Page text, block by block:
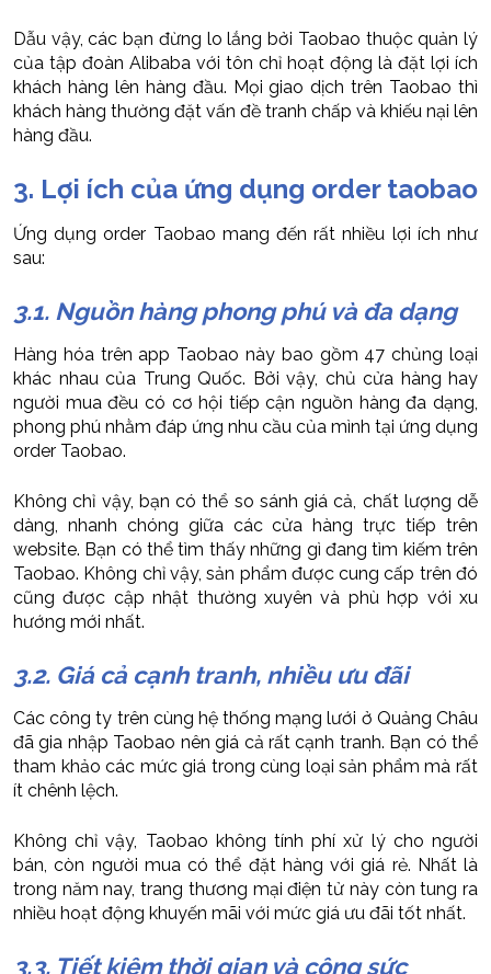
Dẫu vậy, các bạn đừng lo lắng bởi Taobao thuộc quản lý
của tập đoàn Alibaba với tôn chỉ hoạt động là đặt lợi ích
khách hàng lên hàng đầu. Mọi giao dịch trên Taobao thì
khách hàng thường đặt vấn đề tranh chấp và khiếu nại lên
hàng đầu.
3. Lợi ích của ứng dụng order taobao
Ứng dụng order Taobao mang đến rất nhiều lợi ích như
sau:
3.1. Nguồn hàng phong phú và đa dạng
Hàng hóa trên app Taobao này bao gồm 47 chủng loại
khác nhau của Trung Quốc. Bởi vậy, chủ cửa hàng hay
người mua đều có cơ hội tiếp cận nguồn hàng đa dạng,
phong phú nhằm đáp ứng nhu cầu của mình tại ứng dụng
order Taobao.
Không chỉ vậy, bạn có thể so sánh giá cả, chất lượng dễ
dàng, nhanh chóng giữa các cửa hàng trực tiếp trên
website. Bạn có thể tìm thấy những gì đang tìm kiếm trên
Taobao. Không chỉ vậy, sản phẩm được cung cấp trên đó
cũng được cập nhật thường xuyên và phù hợp với xu
hướng mới nhất.
3.2. Giá cả cạnh tranh, nhiều ưu đãi
Các công ty trên cùng hệ thống mạng lưới ở Quảng Châu
đã gia nhập Taobao nên giá cả rất cạnh tranh. Bạn có thể
tham khảo các mức giá trong cùng loại sản phẩm mà rất
ít chênh lệch.
Không chỉ vậy, Taobao không tính phí xử lý cho người
bán, còn người mua có thể đặt hàng với giá rẻ. Nhất là
trong năm nay, trang thương mại điện tử này còn tung ra
nhiều hoạt động khuyến mãi với mức giá ưu đãi tốt nhất.
3.3. Tiết kiệm thời gian và công sức